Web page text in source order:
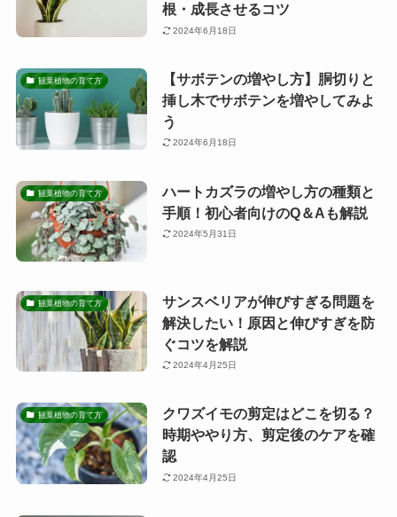
根・成長させるコツ
2024年6月18日
観葉植物の育て方
【サボテンの増やし方】胴切りと
挿し木でサボテンを増やしてみよ
う
2024年6月18日
観葉植物の育て方
ハートカズラの増やし方の種類と
手順！初心者向けのQ＆Aも解説
2024年5月31日
観葉植物の育て方
サンスベリアが伸びすぎる問題を
解決したい！原因と伸びすぎを防
ぐコツを解説
2024年4月25日
観葉植物の育て方
クワズイモの剪定はどこを切る？
時期ややり方、剪定後のケアを確
認
2024年4月25日